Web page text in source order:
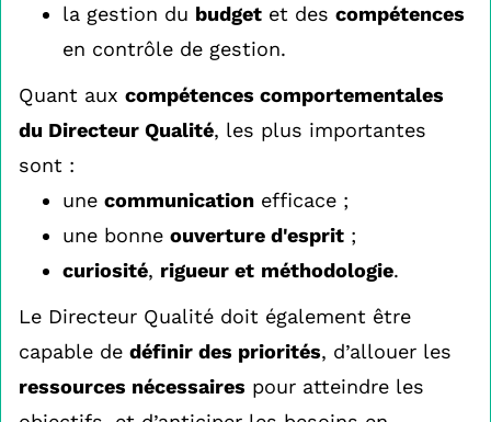
la gestion du budget et des compétences
en contrôle de gestion.
Quant aux compétences comportementales
du Directeur Qualité, les plus importantes
sont :
une communication efficace ;
une bonne ouverture d'esprit ;
curiosité, rigueur et méthodologie.
Le Directeur Qualité doit également être
capable de définir des priorités, d’allouer les
ressources nécessaires pour atteindre les